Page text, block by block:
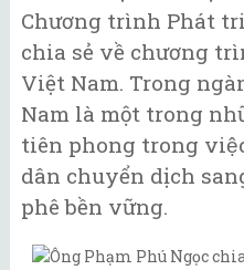
Chương trình Phát
chia sẻ về chương
Việt Nam. Trong
Nam là một trong
tiên phong trong
dân chuyển dịch
phê bền vững.